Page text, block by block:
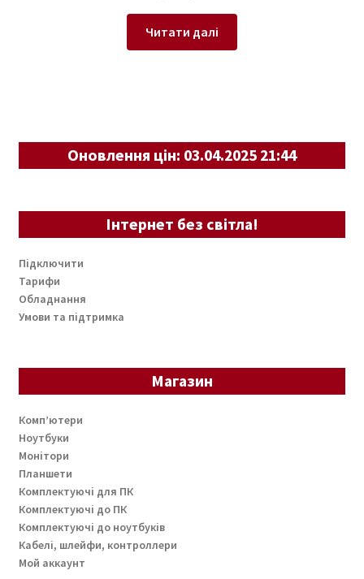
Читати далі
Оновлення цін: 03.04.2025 21:44
Інтернет без світла!
Підключити
Тарифи
Обладнання
Умови та підтримка
Магазин
Комп’ютери
Ноутбуки
Монітори
Планшети
Комплектуючі для ПК
Комплектуючі до ПК
Комплектуючі до ноутбуків
Кабелі, шлейфи, контроллери
Мой аккаунт